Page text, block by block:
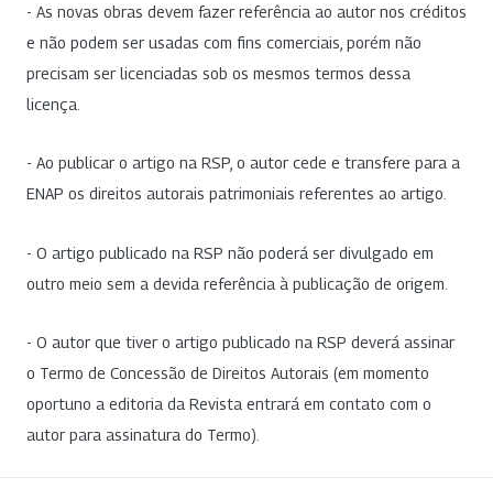
- As novas obras devem fazer referência ao autor nos créditos
e não podem ser usadas com fins comerciais, porém não
precisam ser licenciadas sob os mesmos termos dessa
licença.
- Ao publicar o artigo na RSP, o autor cede e transfere para a
ENAP os direitos autorais patrimoniais referentes ao artigo.
- O artigo publicado na RSP não poderá ser divulgado em
outro meio sem a devida referência à publicação de origem.
- O autor que tiver o artigo publicado na RSP deverá assinar
o Termo de Concessão de Direitos Autorais (em momento
oportuno a editoria da Revista entrará em contato com o
autor para assinatura do Termo).